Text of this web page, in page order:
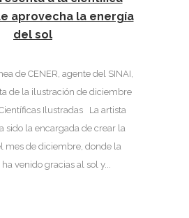
aprovecha la energía
del sol
de CENER, agente del SINAI,
de la ilustración de diciembre
Ilustradas La artista
sido la encargada de crear la
mes de diciembre, donde la
venido gracias al sol y...